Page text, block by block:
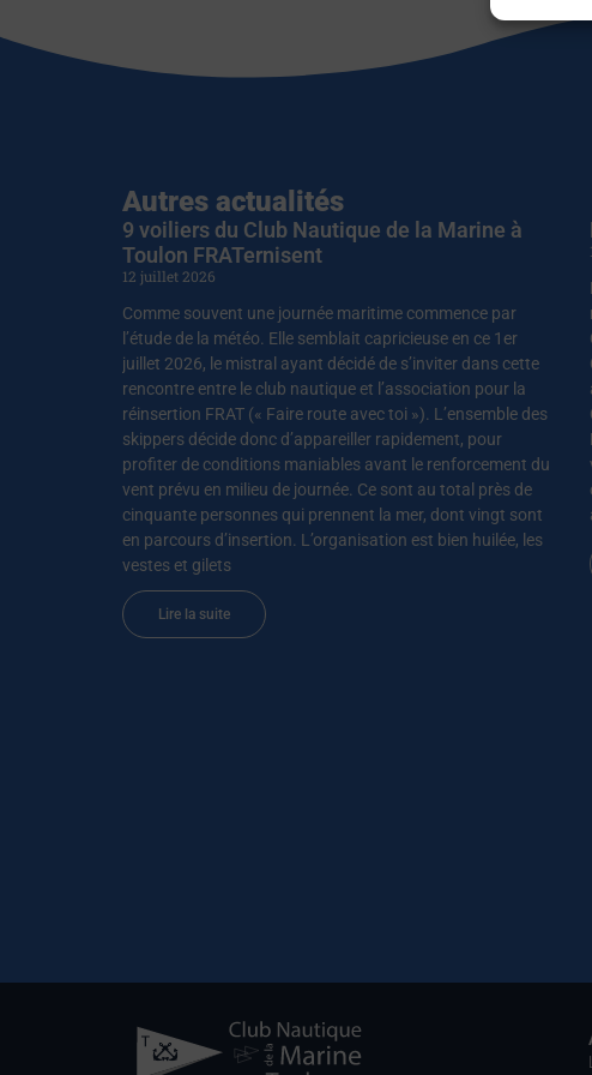
Autres actualités
9 voiliers du Club Nautique de la Marine à
Toulon FRATernisent
12 juillet 2026
Comme souvent une journée maritime commence par
l’étude de la météo. Elle semblait capricieuse en ce 1er
juillet 2026, le mistral ayant décidé de s’inviter dans cette
rencontre entre le club nautique et l’association pour la
réinsertion FRAT (« Faire route avec toi »). L’ensemble des
skippers décide donc d’appareiller rapidement, pour
profiter de conditions maniables avant le renforcement du
vent prévu en milieu de journée. Ce sont au total près de
cinquante personnes qui prennent la mer, dont vingt sont
en parcours d’insertion. L’organisation est bien huilée, les
vestes et gilets
Lire la suite